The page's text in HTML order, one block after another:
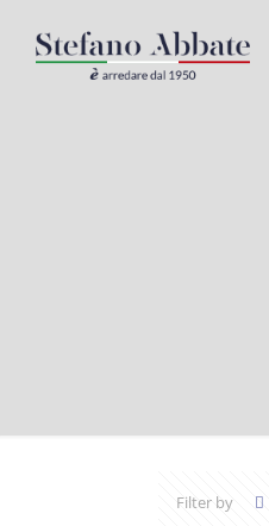
Filter by